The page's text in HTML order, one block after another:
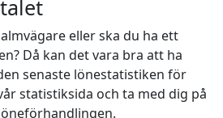
eller ska du ha ett
Då kan det vara bra att ha
senaste lönestatistiken för
statistiksida och ta med dig på